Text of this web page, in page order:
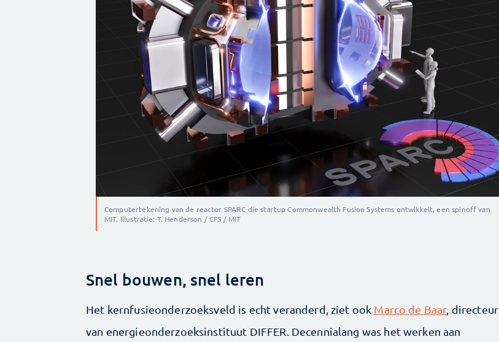
Computertekening van de reactor SPARC die startup Commonwealth Fusion Systems ontwikkelt, een spinoff van
MIT. Illustratie: T. Henderson / CFS / MIT
Snel bouwen, snel leren
Het kernfusieonderzoeksveld is echt veranderd, ziet ook Marco de Baar, directeur
van energieonderzoeksinstituut DIFFER. Decennialang was het werken aan